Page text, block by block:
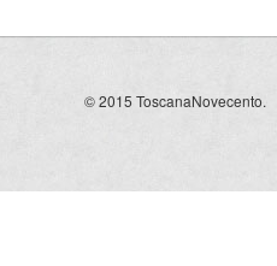
© 2015 ToscanaNovecento.